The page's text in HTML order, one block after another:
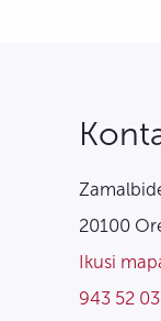
20100
Ikusi
943 52